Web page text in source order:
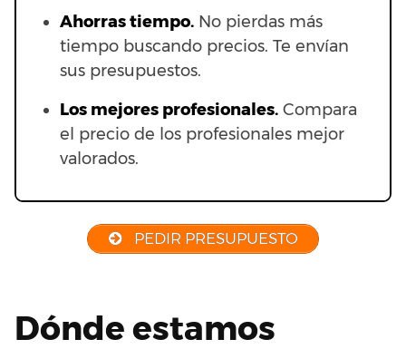
Ahorras tiempo. No pierdas más
tiempo buscando precios. Te envían
sus presupuestos.
Los mejores profesionales. Compara
el precio de los profesionales mejor
valorados.
PEDIR PRESUPUESTO
Dónde estamos